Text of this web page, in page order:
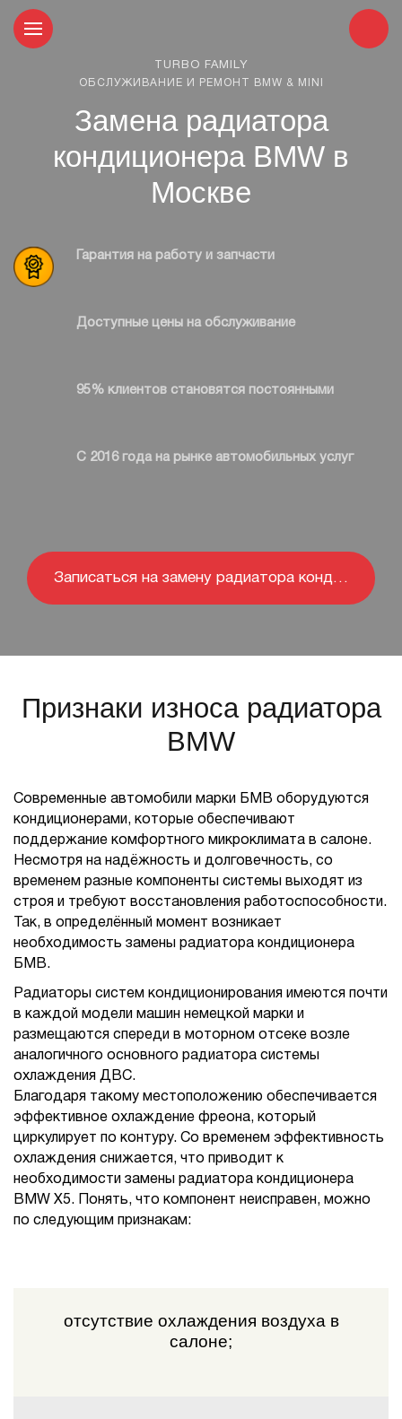
TURBO FAMILY
ОБСЛУЖИВАНИЕ И РЕМОНТ BMW & MINI
Замена радиатора
кондиционера BMW в
Москве
Гарантия на работу и запчасти
Доступные цены на обслуживание
95% клиентов становятся постоянными
С 2016 года на рынке автомобильных услуг
Записаться на замену радиатора кондиционера BMW
Признаки износа радиатора
BMW
Современные автомобили марки БМВ оборудуются
кондиционерами, которые обеспечивают
поддержание комфортного микроклимата в салоне.
Несмотря на надёжность и долговечность, со
временем разные компоненты системы выходят из
строя и требуют восстановления работоспособности.
Так, в определённый момент возникает
необходимость замены радиатора кондиционера
БМВ.
Радиаторы систем кондиционирования имеются почти
в каждой модели машин немецкой марки и
размещаются спереди в моторном отсеке возле
аналогичного основного радиатора системы
охлаждения ДВС.
Благодаря такому местоположению обеспечивается
эффективное охлаждение фреона, который
циркулирует по контуру. Со временем эффективность
охлаждения снижается, что приводит к
необходимости замены радиатора кондиционера
BMW X5. Понять, что компонент неисправен, можно
по следующим признакам:
отсутствие охлаждения воздуха в
салоне;